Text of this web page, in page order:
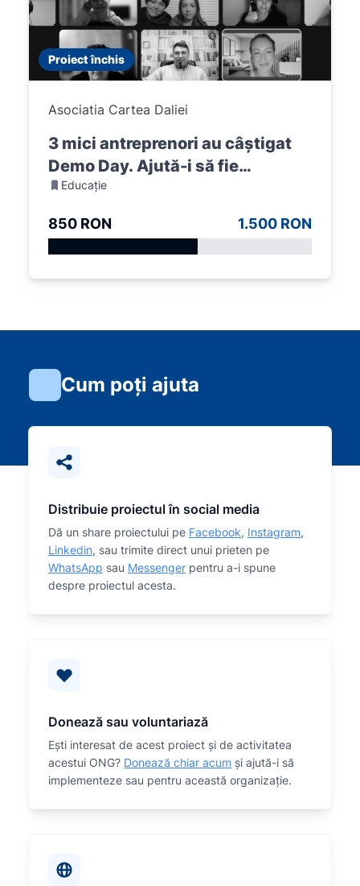
Proiect închis
Asociatia Cartea Daliei
3 mici antreprenori au câștigat
Demo Day. Ajută-i să fie
premiați!
Educație
850 RON 1.500 RON
Cum poți ajuta
Distribuie proiectul în social media
Dă un share proiectului pe Facebook, Instagram,
Linkedin, sau trimite direct unui prieten pe
WhatsApp sau Messenger pentru a-i spune
despre proiectul acesta.
Donează sau voluntariază
Eşti interesat de acest proiect și de activitatea
acestui ONG? Donează chiar acum și ajută-i să
implementeze sau pentru această organizaţie.